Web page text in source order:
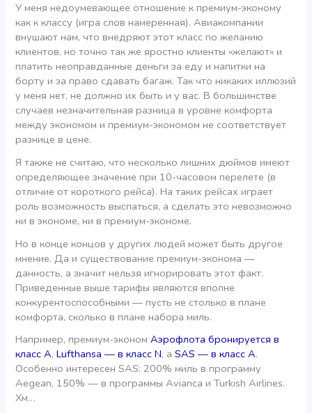
У меня недоумевающее отношение к премиум-эконому
как к классу (игра слов намеренная). Авиакомпании
внушают нам, что внедряют этот класс по желанию
клиентов, но точно так же яростно клиенты «желают» и
платить неоправданные деньги за еду и напитки на
борту и за право сдавать багаж. Так что никаких иллюзий
у меня нет, не должно их быть и у вас. В большинстве
случаев незначительная разница в уровне комфорта
между экономом и премиум-экономом не соответствует
разнице в цене.
Я также не считаю, что несколько лишних дюймов имеют
определяющее значение при 10-часовом перелете (в
отличие от короткого рейса). На таких рейсах играет
роль возможность выспаться, а сделать это невозможно
ни в экономе, ни в премиум-экономе.
Но в конце концов у других людей может быть другое
мнение. Да и существование премиум-эконома —
данность, а значит нельзя игнорировать этот факт.
Приведенные выше тарифы являются вполне
конкурентоспособными — пусть не столько в плане
комфорта, сколько в плане набора миль.
Например, премиум-экономАэрофлота бронируется в
класс A,Lufthansa — в класс N, аSAS — в класс А.
Особенно интересен SAS: 200% миль в программу
Aegean, 150% — в программы Avianca и Turkish Airlines.
Хм…